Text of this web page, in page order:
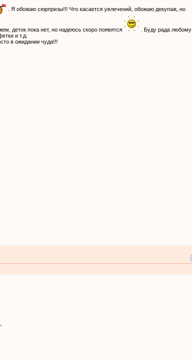
. Я обожаю сюрпризы!!! Что касается увлечений, обожаю декупаж, но
деток пока нет, но надеюсь скоро появятся
. Буду рада любому
и т.д.
в ожидании чуда!!!